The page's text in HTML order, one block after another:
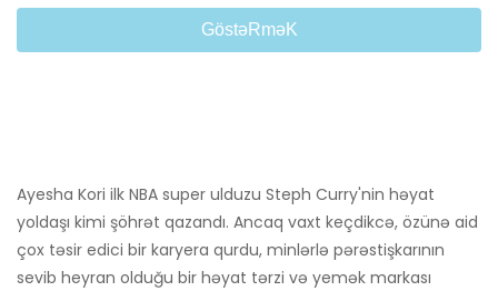
GöstəRməK
Ayesha Kori ilk NBA super ulduzu Steph Curry'nin həyat
yoldaşı kimi şöhrət qazandı. Ancaq vaxt keçdikcə, özünə aid
çox təsir edici bir karyera qurdu, minlərlə pərəstişkarının
sevib heyran olduğu bir həyat tərzi və yemək markası